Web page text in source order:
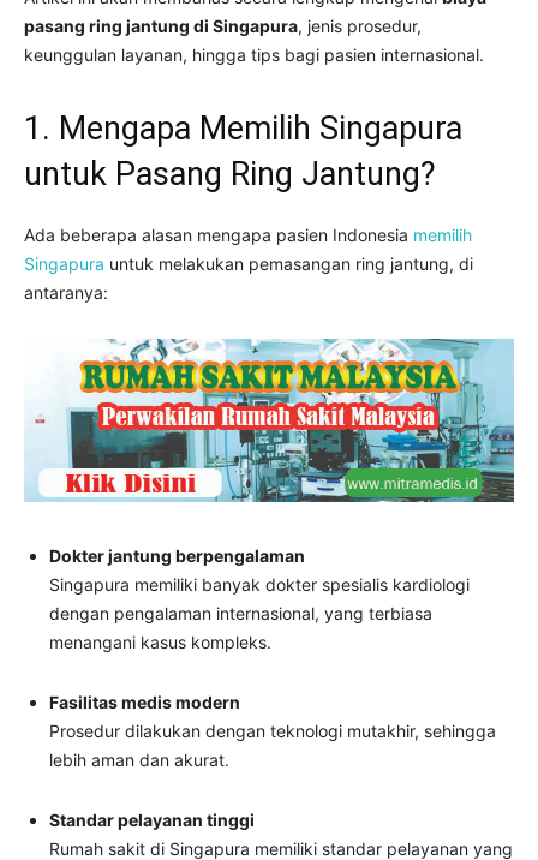
pasang ring jantung di Singapura, jenis prosedur,
keunggulan layanan, hingga tips bagi pasien internasional.
1. Mengapa Memilih Singapura
untuk Pasang Ring Jantung?
Ada beberapa alasan mengapa pasien Indonesia memilih
Singapura untuk melakukan pemasangan ring jantung, di
antaranya:
Dokter jantung berpengalaman
Singapura memiliki banyak dokter spesialis kardiologi
dengan pengalaman internasional, yang terbiasa
menangani kasus kompleks.
Fasilitas medis modern
Prosedur dilakukan dengan teknologi mutakhir, sehingga
lebih aman dan akurat.
Standar pelayanan tinggi
Rumah sakit di Singapura memiliki standar pelayanan yang